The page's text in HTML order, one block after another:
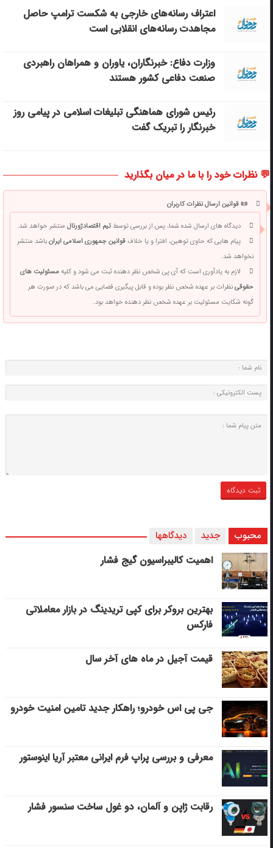
اعتراف رسانه‌های خارجی به شکست ترامپ حاصل
مجاهدت رسانه‌های انقلابی است
وزارت دفاع: خبرنگاران، یاوران و همراهان راهبردی
صنعت دفاعی کشور هستند
رئیس شورای هماهنگی تبلیغات اسلامی در پیامی روز
خبرنگار را تبریک گفت
💬 نظرات خود را با ما در میان بگذارید
📜 قوانین ارسال نظرات کاربران
دیدگاه های ارسال شده شما، پس از بررسی توسطتیم اقتصادژورنالمنتشر خواهد شد.
پیام هایی که حاوی توهین، افترا و یا خلافقوانین جمهوری اسلامی ایرانباشد منتشر
نخواهد شد.
لازم به یادآوری است که آی پی شخص نظر دهنده ثبت می شود و کلیهمسئولیت های
حقوقینظرات بر عهده شخص نظر بوده و قابل پیگیری قضایی می باشد که در صورت هر
گونه شکایت مسئولیت بر عهده شخص نظر دهنده خواهد بود.
محبوب جدید دیدگاهها
اهمیت کالیبراسیون گیج فشار
بهترین بروکر برای کپی‌ تریدینگ در بازار معاملاتی
فارکس
قیمت آجیل در ماه های آخر سال
جی پی اس خودرو؛ راهکار جدید تامین امنیت خودرو
معرفی و بررسی پراپ فرم ایرانی معتبر آریا اینوستور
رقابت ژاپن و آلمان، دو غول ساخت سنسور فشار